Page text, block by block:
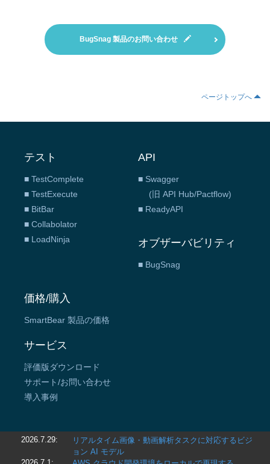
BugSnag 製品のお問い合わせ
ページトップへ
テスト
■ TestComplete
■ TestExecute
■ BitBar
■ Collabolator
■ LoadNinja
API
■ Swagger
(旧 API Hub/Pactflow)
■ ReadyAPI
オブザーバビリティ
■ BugSnag
価格/購入
SmartBear 製品の価格
サービス
評価版ダウンロード
サポート/お問い合わせ
導入事例
2026.7.29:
リアルタイム画像・動画解析タスクに対応するビジ
ョン AI モデル